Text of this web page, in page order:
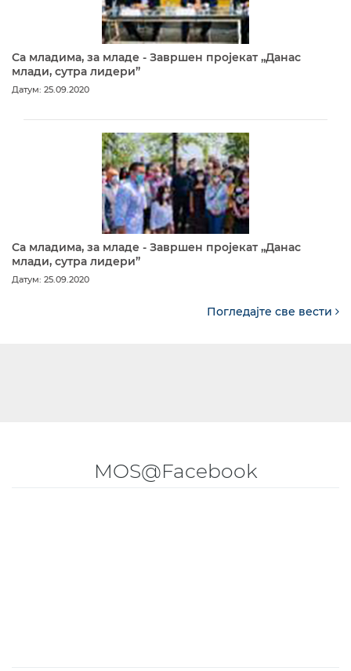
Са младима, за младе - Завршен пројекат „Данас
млади, сутра лидери”
Датум: 25.09.2020
Са младима, за младе - Завршен пројекат „Данас
млади, сутра лидери”
Датум: 25.09.2020
Погледајте све вести
MOS@Facebook